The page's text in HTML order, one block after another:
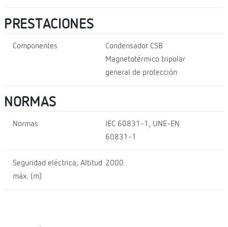
PRESTACIONES
Componentes
Condensador CSB
Magnetotérmico tripolar
general de protección
NORMAS
Normas
IEC 60831-1, UNE-EN
60831-1
Seguridad eléctrica, Altitud
máx. (m)
2000